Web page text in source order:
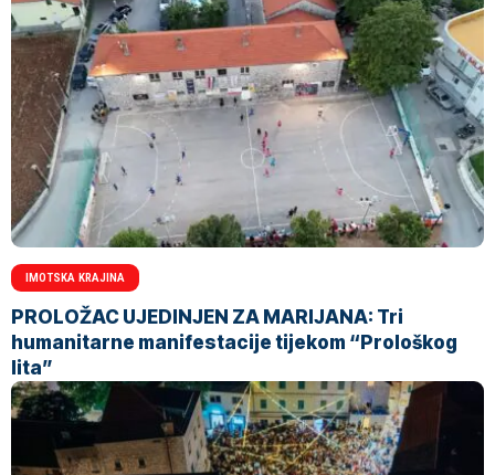
IMOTSKA KRAJINA
PROLOŽAC UJEDINJEN ZA MARIJANA: Tri
humanitarne manifestacije tijekom “Prološkog
lita”